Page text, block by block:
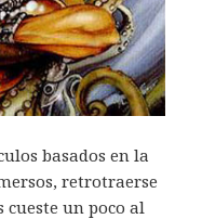
basados en la
retrotraerse
un poco al